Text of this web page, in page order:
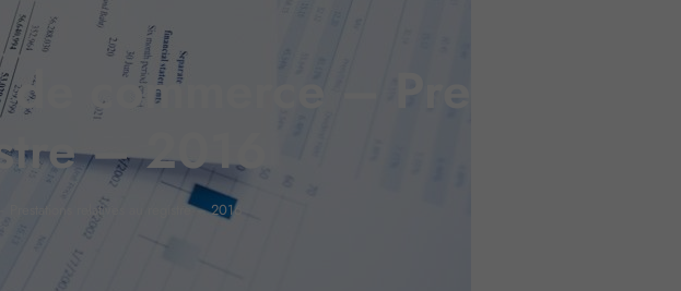
commerce – Prestations
– 2016
relatives au registre – 2016